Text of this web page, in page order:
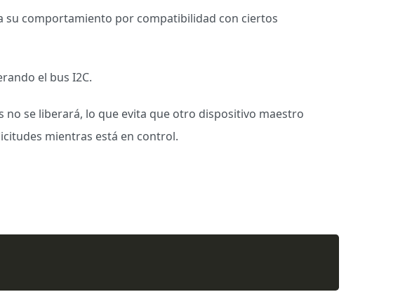
su comportamiento por compatibilidad con ciertos
el bus I2C.
no se liberará, lo que evita que otro dispositivo maestro
mientras está en control.